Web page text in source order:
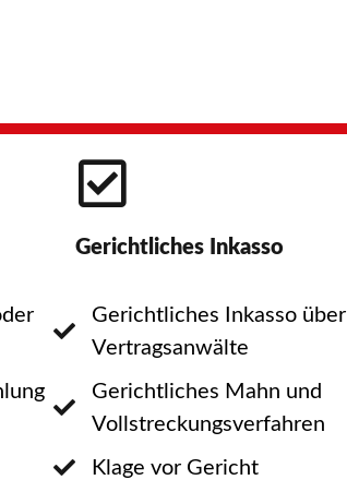
Gerichtliches Inkasso
Gerichtliches Inkasso über
Vertragsanwälte
Gerichtliches Mahn und
Vollstreckungsverfahren
Klage vor Gericht